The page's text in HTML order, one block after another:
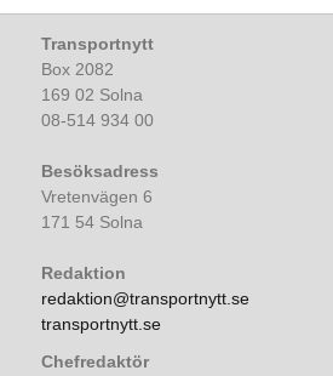
Transportnytt
Box 2082
169 02 Solna
08-514 934 00
Besöksadress
Vretenvägen 6
171 54 Solna
Redaktion
redaktion@transportnytt.se
transportnytt.se
Chefredaktör